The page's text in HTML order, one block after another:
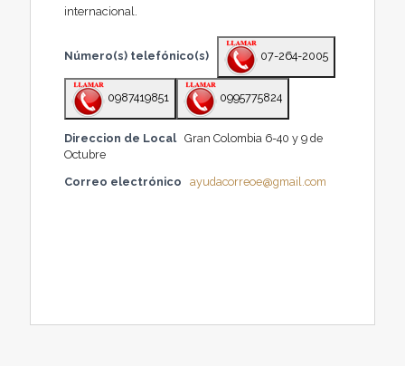
internacional.
Número(s) telefónico(s) 07-264-2005
0987419851 0995775824
Direccion de Local
Gran Colombia 6-40 y 9 de
Octubre
Correo electrónico
ayudacorreoe@gmail.com